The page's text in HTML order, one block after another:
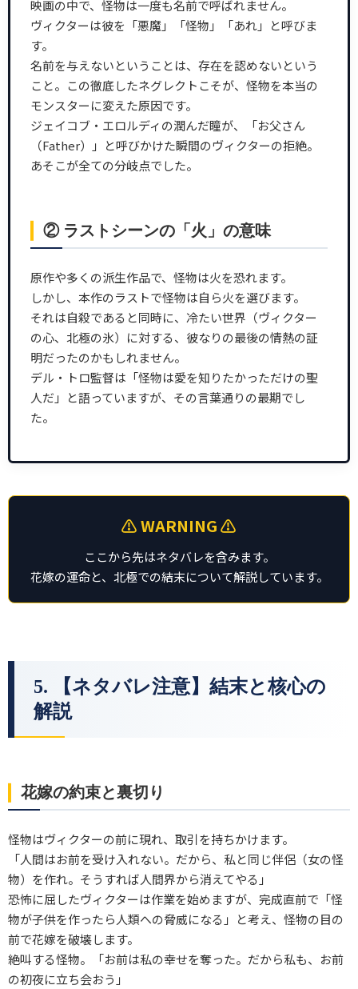
映画の中で、怪物は一度も名前で呼ばれません。
ヴィクターは彼を「悪魔」「怪物」「あれ」と呼びま
す。
名前を与えないということは、存在を認めないという
こと。この徹底したネグレクトこそが、怪物を本当の
モンスターに変えた原因です。
ジェイコブ・エロルディの潤んだ瞳が、「お父さん
（Father）」と呼びかけた瞬間のヴィクターの拒絶。
あそこが全ての分岐点でした。
② ラストシーンの「火」の意味
原作や多くの派生作品で、怪物は火を恐れます。
しかし、本作のラストで怪物は自ら火を選びます。
それは自殺であると同時に、冷たい世界（ヴィクター
の心、北極の氷）に対する、彼なりの最後の情熱の証
明だったのかもしれません。
デル・トロ監督は「怪物は愛を知りたかっただけの聖
人だ」と語っていますが、その言葉通りの最期でし
た。
⚠️ WARNING ⚠️
ここから先はネタバレを含みます。
花嫁の運命と、北極での結末について解説しています。
5. 【ネタバレ注意】結末と核心の
解説
花嫁の約束と裏切り
怪物はヴィクターの前に現れ、取引を持ちかけます。
「人間はお前を受け入れない。だから、私と同じ伴侶（女の怪
物）を作れ。そうすれば人間界から消えてやる」
恐怖に屈したヴィクターは作業を始めますが、完成直前で「怪
物が子供を作ったら人類への脅威になる」と考え、怪物の目の
前で花嫁を破壊します。
絶叫する怪物。「お前は私の幸せを奪った。だから私も、お前
の初夜に立ち会おう」